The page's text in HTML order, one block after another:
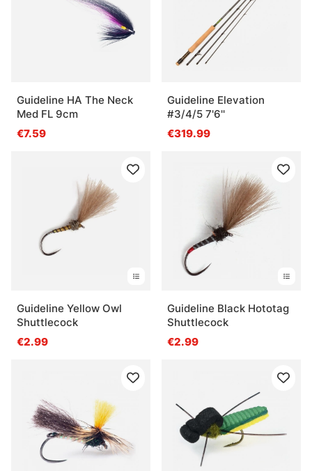
Guideline HA The Neck
Med FL 9cm
€7.59
Guideline Elevation
#3/4/5 7'6''
€319.99
Guideline Yellow Owl
Shuttlecock
€2.99
Guideline Black Hototag
Shuttlecock
€2.99